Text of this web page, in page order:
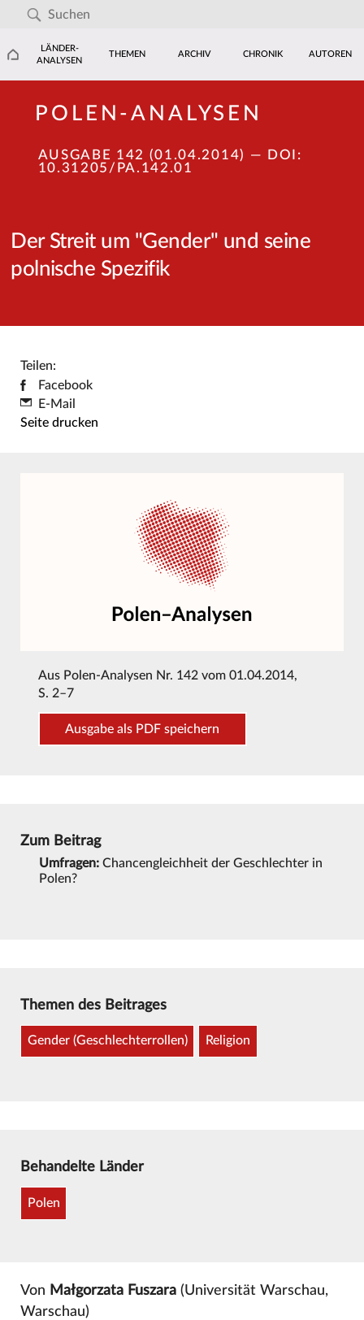
LÄNDER-
ANALYSEN
THEMEN ARCHIV CHRONIK AUTOREN
POLEN-ANALYSEN
AUSGABE 142 (01.04.2014)
— DOI:
10.31205/PA.142.01
Der Streit um "Gender" und seine
polnische Spezifik
Teilen:
Facebook
E-Mail
Seite drucken
Aus Polen-Analysen Nr. 142 vom 01.04.2014,
S. 2–7
Ausgabe als PDF speichern
Zum Beitrag
Umfragen: Chancengleichheit der Geschlechter in
Polen?
Themen des Beitrages
Gender (Geschlechterrollen) Religion
Behandelte Länder
Polen
Von Małgorzata Fuszara(Universität Warschau,
Warschau)